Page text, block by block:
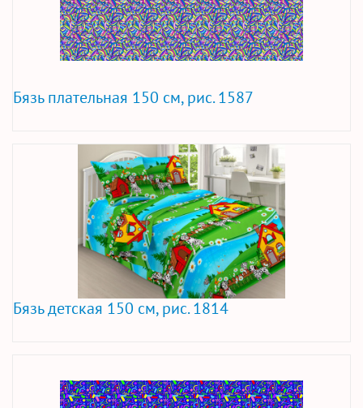
Бязь плательная 150 см, рис. 1587
Бязь детская 150 см, рис. 1814